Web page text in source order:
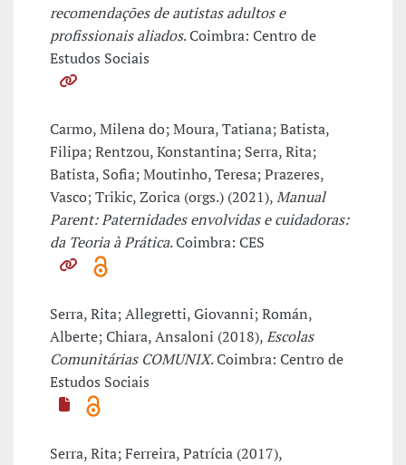
recomendações de autistas adultos e
profissionais aliados. Coimbra: Centro de
Estudos Sociais
Carmo, Milena do; Moura, Tatiana; Batista,
Filipa; Rentzou, Konstantina; Serra, Rita;
Batista, Sofia; Moutinho, Teresa; Prazeres,
Vasco; Trikic, Zorica (orgs.) (2021),Manual
Parent: Paternidades envolvidas e cuidadoras:
da Teoria à Prática. Coimbra: CES
Serra, Rita; Allegretti, Giovanni; Román,
Alberte; Chiara, Ansaloni (2018),Escolas
Comunitárias COMUNIX. Coimbra: Centro de
Estudos Sociais
Serra, Rita; Ferreira, Patrícia (2017),